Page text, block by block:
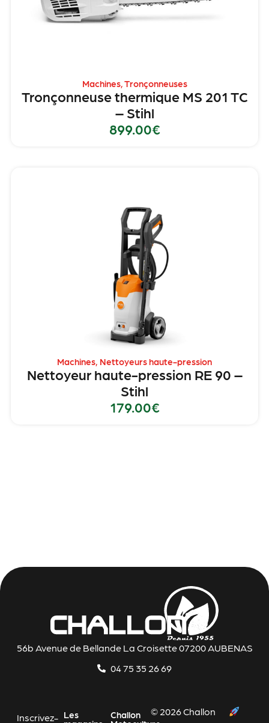
Machines,Tronçonneuses
Tronçonneuse thermique MS 201 TC
– Stihl
899.00€
Machines, Nettoyeurs haute-pression
Nettoyeur haute-pression RE 90 –
Stihl
179.00€
56b Avenue de Bellande La Croisette 07200 AUBENAS
04 75 35 26 69
Inscrivez- Les
Challon
© 2026 Challon